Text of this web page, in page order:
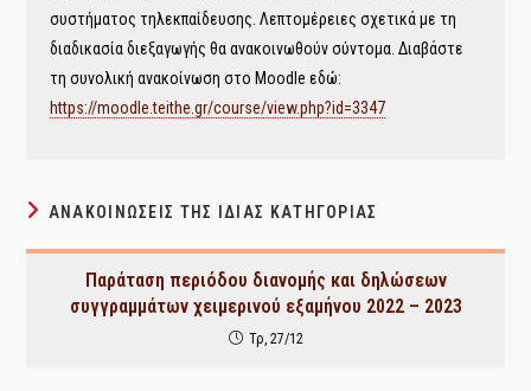
συστήματος τηλεκπαίδευσης. Λεπτομέρειες σχετικά με τη
διαδικασία διεξαγωγής θα ανακοινωθούν σύντομα. Διαβάστε
τη συνολική ανακοίνωση στο Moodle εδώ:
https://moodle.teithe.gr/course/view.php?id=3347
ΑΝΑΚΟΙΝΏΣΕΙΣ ΤΗΣ ΊΔΙΑΣ ΚΑΤΗΓΟΡΊΑΣ
Παράταση περιόδου διανομής και δηλώσεων
συγγραμμάτων χειμερινού εξαμήνου 2022 – 2023
Τρ, 27/12